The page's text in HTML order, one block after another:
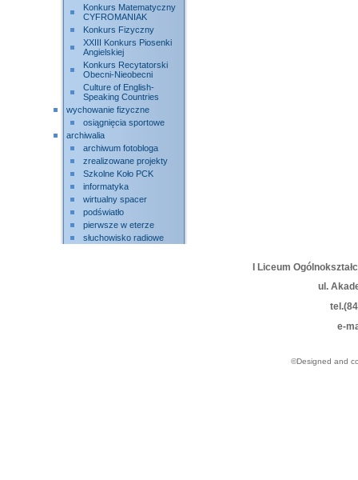
Konkurs Matematyczny
CYFROMANIAK
Konkurs Fizyczny
XXIII Konkurs Piosenki
Angielskiej
Konkurs Recytatorski
Obecni-Nieobecni
Culture of English-
Speaking Countries
wychowanie fizyczne
osiągnięcia sportowe
archiwalia
archiwum fotobloga
zrealizowane projekty
Szkolne Koło PCK
informatyka
wirtualny spacer
podświatło
pierwsze w eterze
słuchowisko radiowe
I Liceum
ul.
e-
©Designed and